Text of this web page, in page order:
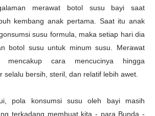
merawat botol susu bayi saat
kembang anak pertama. Saat itu anak
susu formula, maka setiap hari dia
botol susu untuk minum susu. Merawat
cara mencucinya hingga
selalu bersih, steril, dan relatif lebih awet.
pola konsumsi susu oleh bayi masih
terkadang membuat kita - para Bunda -